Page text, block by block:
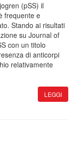
(pSS) il
frequente e
Stando ai risultati
su Journal of
con un titolo
di anticorpi
relativamente
LEGGI